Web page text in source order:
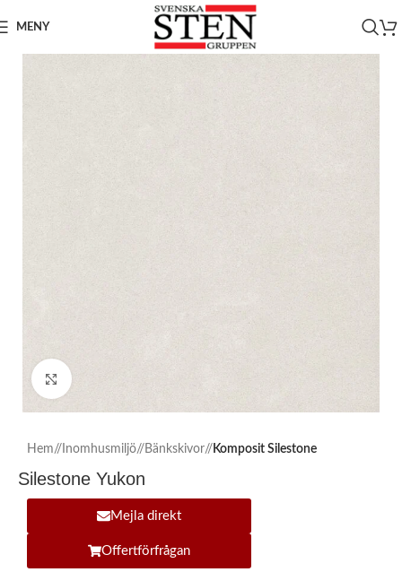
MENY
Hem/ Inomhusmiljö/ Bänkskivor/ Komposit Silestone
Silestone Yukon
Mejla direkt
Offertförfrågan